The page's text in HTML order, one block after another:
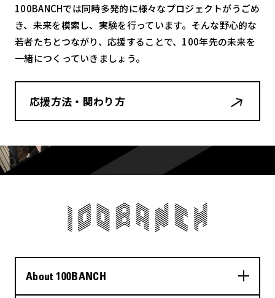
100BANCHでは同時多発的に様々なプロジェクトがうごめ
き、未来を模索し、実験を行っています。そんな野心的な
若者たちとつながり、応援することで、100年先の未来を
一緒につくっていきましょう。
応援方法・関わり方
About 100BANCH